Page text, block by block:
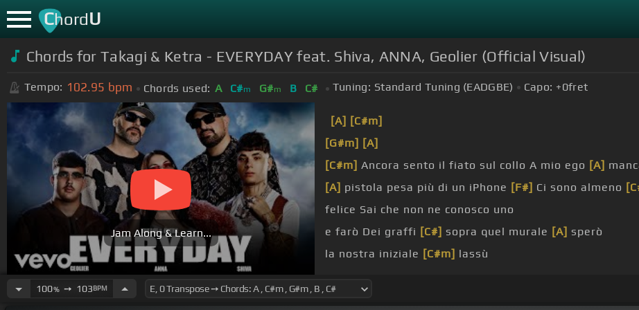
ChordU
Chords forTakagi & Ketra - EVERYDAY feat. Shiva, ANNA, Geolier (Official Visual)
Tempo: 102.95 bpm Chords used: A C#m G#m B C# Tuning: Standard Tuning (EADGBE) Capo: +0fret
Jam Along & Learn...
[A] [C#m]
[G#m] [A]
[C#m] Ancora sento il fiato sul collo A mio ego [A]
[A] pistola pesa più di un iPhone [F#] Ci sono almeno
felice Sai che non ne conosco uno
e farò Dei graffi [C#] sopra quel murale [A] sperò
la nostra iniziale [C#m] lassù
100%➙ 103BPM